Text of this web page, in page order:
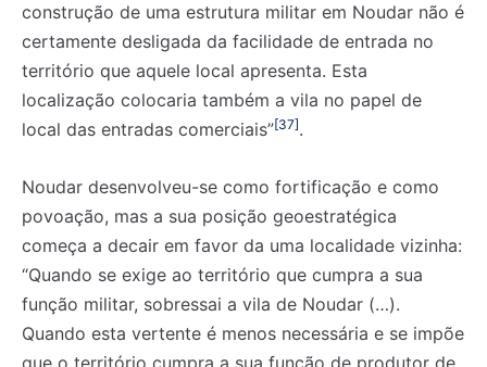
construção de uma estrutura militar em Noudar não é
certamente desligada da facilidade de entrada no
território que aquele local apresenta. Esta
localização colocaria também a vila no papel de
local das entradas comerciais”[37].
Noudar desenvolveu-se como fortificação e como
povoação, mas a sua posição geoestratégica
começa a decair em favor da uma localidade vizinha:
“Quando se exige ao território que cumpra a sua
função militar, sobressai a vila de Noudar (…).
Quando esta vertente é menos necessária e se impõe